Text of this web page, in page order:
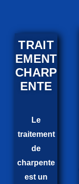
TRAIT
EMENT
CHARP
ENTE
Le
traitement
de
charpente
est un